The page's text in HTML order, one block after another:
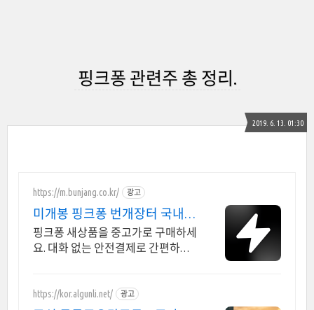
핑크퐁 관련주 총 정리.
2019. 6. 13. 01:30
https://m.bunjang.co.kr/ 광고
미개봉 핑크퐁 번개장터 국내
최대 브랜드 중고거래
핑크퐁 새상품을 중고가로 구매하세
요. 대화 없는 안전결제로 간편하게!
품 업로드
https://kor.algunli.net/ 광고